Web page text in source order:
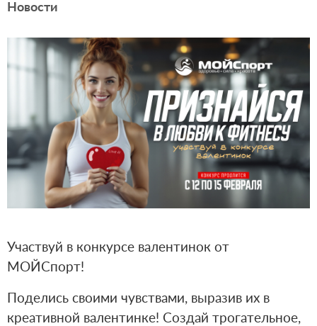
Новости
Участвуй в конкурсе валентинок от
МОЙСпорт!
Поделись своими чувствами, выразив их в
креативной валентинке! Создай трогательное,